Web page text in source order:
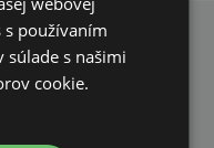
U NÁS?
používaním
súlade s našimi
cookie.